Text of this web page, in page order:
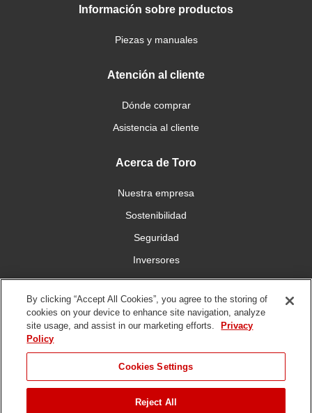
Información sobre productos
Piezas y manuales
Atención al cliente
Dónde comprar
Asistencia al cliente
Acerca de Toro
Nuestra empresa
Sostenibilidad
Seguridad
Inversores
Trabajo
Conéctese con nosotros
Política de
By clicking “Accept All Cookies”, you agree to the storing of
cookies on your device to enhance site navigation, analyze
site usage, and assist in our marketing efforts.
Privacy
Policy
Cookies Settings
Reject All